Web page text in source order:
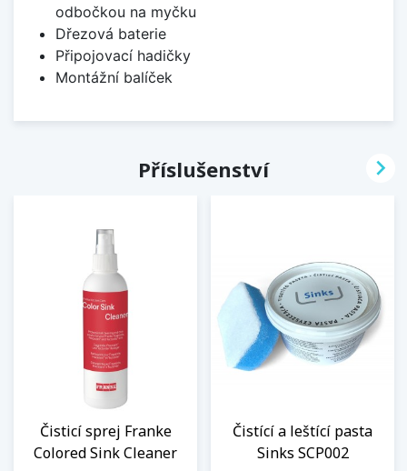
odbočkou na myčku
Dřezová baterie
Připojovací hadičky
Montážní balíček
Příslušenství
Čisticí sprej Franke
Colored Sink Cleaner
Čistící a leštící pasta
Sinks SCP002
